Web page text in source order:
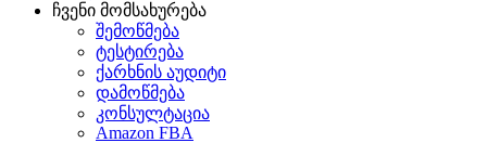
ჩვენი მომსახურება
შემოწმება
ტესტირება
ქარხნის აუდიტი
დამოწმება
კონსულტაცია
Amazon FBA